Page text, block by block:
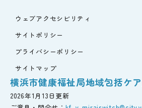
ウェブアクセシビリティ
サイトポリシー
プライバシーポリシー
サイトマップ
横浜市健康福祉局地域包括ケ
2026年1月13日更新